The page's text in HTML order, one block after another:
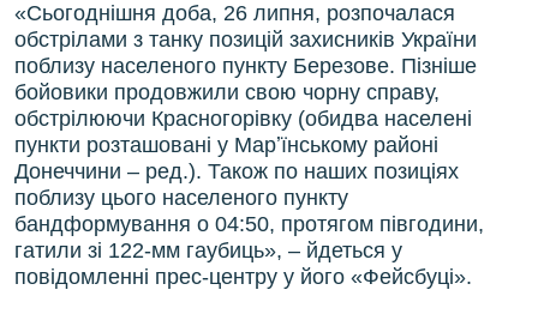
«Сьогоднішня доба, 26 липня, розпочалася
обстрілами з танку позицій захисників України
поблизу населеного пункту Березове. Пізніше
бойовики продовжили свою чорну справу,
обстрілюючи Красногорівку (обидва населені
пункти розташовані у Марʼїнському районі
Донеччини – ред.). Також по наших позиціях
поблизу цього населеного пункту
бандформування о 04:50, протягом півгодини,
гатили зі 122-мм гаубиць», – йдеться у
повідомленні прес-центру у його «Фейсбуці».